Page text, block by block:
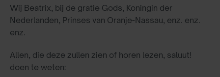
Wij Beatrix, bij de gratie Gods, Koningin der
Nederlanden, Prinses van Oranje-Nassau, enz. enz.
enz.
Allen, die deze zullen zien of horen lezen, saluut!
doen te weten: